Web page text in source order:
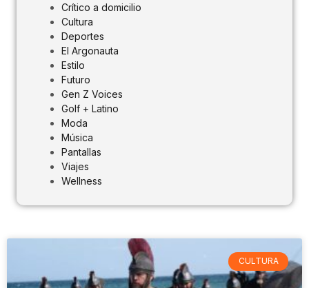
Crítico a domicilio
Cultura
Deportes
El Argonauta
Estilo
Futuro
Gen Z Voices
Golf + Latino
Moda
Música
Pantallas
Viajes
Wellness
CULTURA